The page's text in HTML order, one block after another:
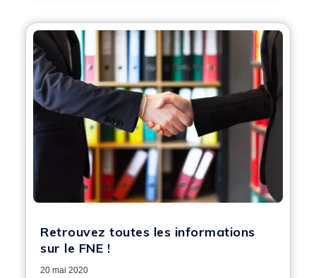
Retrouvez toutes les informations
sur le FNE !
20 mai 2020